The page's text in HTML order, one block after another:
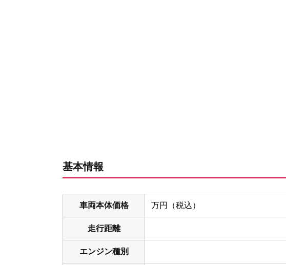
基本情報
車両本体価格 万円（税込）
走行距離
エンジン種別